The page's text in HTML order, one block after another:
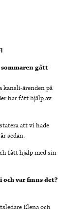
gått
kansli-ärenden på
har fått hjälp av
att vi hade
sedan.
fått hjälp med sin
var finns det?
Elena och